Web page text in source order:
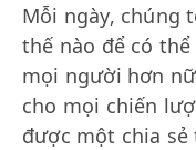
Mỗi ngày, chúng
thế nào để có
mọi người hơn
cho mọi chiến
được một chia